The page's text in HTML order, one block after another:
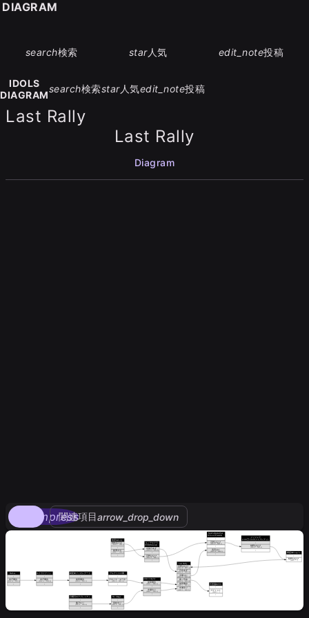
search検索 star人気 edit_note投稿
IDOLS
DIAGRAM
search検索star人気edit_note投稿
Last Rally
Last Rally
Diagram
compress
関連項目arrow_drop_down